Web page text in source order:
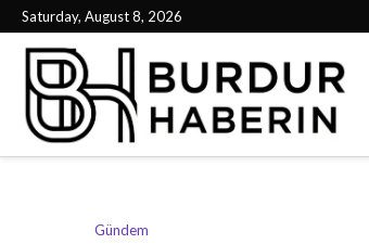
Saturday, August 8, 2026
Gündem